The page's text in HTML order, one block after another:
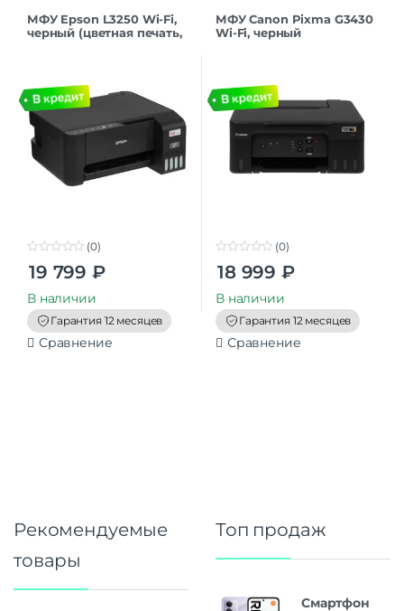
МФУ Epson L3250 Wi-Fi,
черный (цветная печать,
t
o
f
5
(0)
19 799 ₽
В наличии
Гарантия 12 месяцев
Сравнение
МФУ Canon Pixma G3430
Wi-Fi, черный
t
o
f
5
(0)
18 999 ₽
В наличии
Гарантия 12 месяцев
Сравнение
Рекомендуемые
товары
Топ продаж
Смартфон